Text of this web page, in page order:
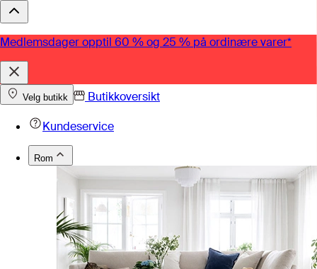
Medlemsdager opptil 60 % og 25 % på ordinære varer*
Velg butikk
Butikkoversikt
Kundeservice
Rom